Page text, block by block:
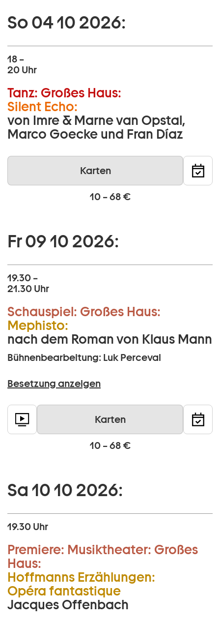
So 04 10 2026:
18 –
20 Uhr
Tanz: Großes Haus:
Silent Echo:
von Imre & Marne van Opstal,
Marco Goecke und Fran Díaz
Karten
10 – 68 €
Fr 09 10 2026:
19.30 –
21.30 Uhr
Schauspiel: Großes Haus:
Mephisto:
nach dem Roman von Klaus Mann
Bühnenbearbeitung: Luk Perceval
Besetzung anzeigen
Karten
10 – 68 €
Sa 10 10 2026:
19.30 Uhr
Premiere: Musiktheater: Großes
Haus:
Hoffmanns Erzählungen:
Opéra fantastique
Jacques Offenbach